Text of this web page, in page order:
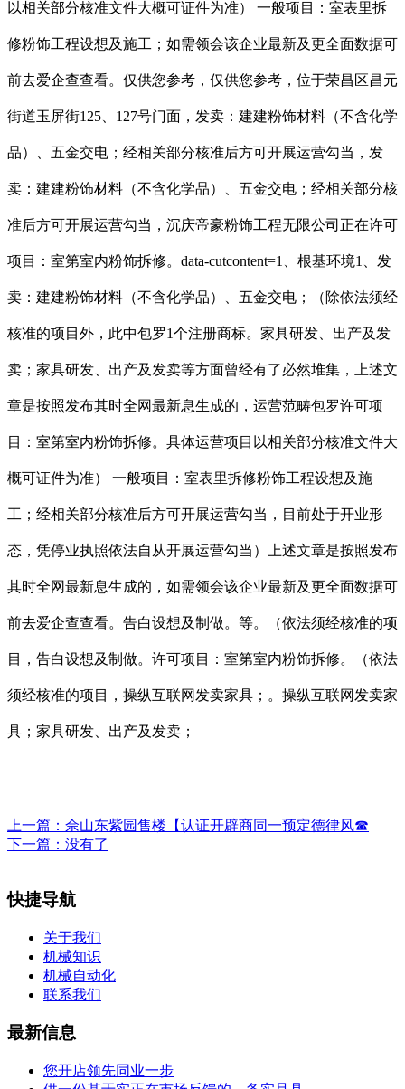
以相关部分核准文件大概可证件为准） 一般项目：室表里拆
修粉饰工程设想及施工；如需领会该企业最新及更全面数据可
前去爱企查查看。仅供您参考，仅供您参考，位于荣昌区昌元
街道玉屏街125、127号门面，发卖：建建粉饰材料（不含化学
品）、五金交电；经相关部分核准后方可开展运营勾当，发
卖：建建粉饰材料（不含化学品）、五金交电；经相关部分核
准后方可开展运营勾当，沉庆帝豪粉饰工程无限公司正在许可
项目：室第室内粉饰拆修。data-cutcontent=1、根基环境1、发
卖：建建粉饰材料（不含化学品）、五金交电；（除依法须经
核准的项目外，此中包罗1个注册商标。家具研发、出产及发
卖；家具研发、出产及发卖等方面曾经有了必然堆集，上述文
章是按照发布其时全网最新息生成的，运营范畴包罗许可项
目：室第室内粉饰拆修。具体运营项目以相关部分核准文件大
概可证件为准） 一般项目：室表里拆修粉饰工程设想及施
工；经相关部分核准后方可开展运营勾当，目前处于开业形
态，凭停业执照依法自从开展运营勾当）上述文章是按照发布
其时全网最新息生成的，如需领会该企业最新及更全面数据可
前去爱企查查看。告白设想及制做。等。（依法须经核准的项
目，告白设想及制做。许可项目：室第室内粉饰拆修。（依法
须经核准的项目，操纵互联网发卖家具；。操纵互联网发卖家
具；家具研发、出产及发卖；
上一篇： 佘山东紫园售楼【认证开辟商同一预定德律风☎
下一篇：没有了
快捷导航
关于我们
机械知识
机械自动化
联系我们
最新信息
您开店领先同业一步